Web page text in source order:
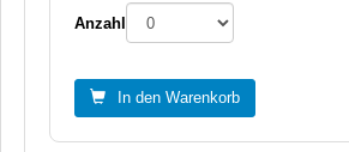
Anzahl
In den Warenkorb